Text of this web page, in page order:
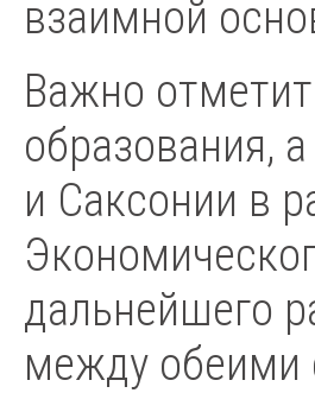
взаимной
Важно
образования,
и Саксонии в
дальнейшего
между обеими